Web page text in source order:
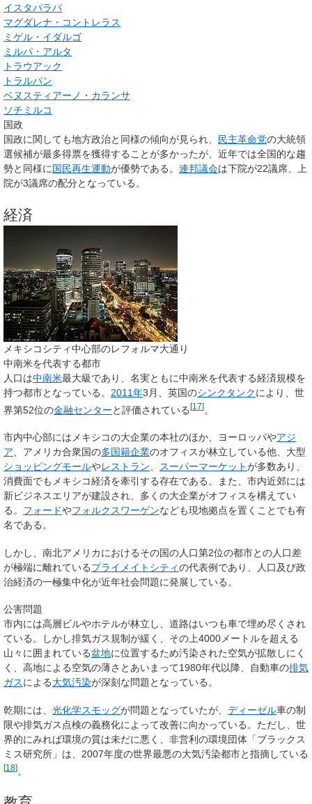
イスタパラパ
マグダレナ・コントレラス
ミゲル・イダルゴ
ミルパ・アルタ
トラウアック
トラルパン
ベヌスティアーノ・カランサ
ソチミルコ
国政
国政に関しても地方政治と同様の傾向が見られ、 民主革命党の大統領
選候補が最多得票を獲得することが多かったが、近年では全国的な趨
勢と同様に国民再生運動が優勢である。 連邦議会は下院が22議席、上
院が3議席の配分となっている。
経済
メキシコシティ中心部のレフォルマ大通り
中南米を代表する都市
人口は中南米最大級であり、名実ともに中南米を代表する経済規模を
持つ都市となっている。 2011年3月、英国のシンクタンクにより、世
界第52位の金融センターと評価されている[17]。
市内中心部にはメキシコの大企業の本社のほか、ヨーロッパやアジ
ア、アメリカ合衆国の多国籍企業のオフィスが林立している他、大型
ショッピングモールやレストラン、 スーパーマーケットが多数あり、
消費面でもメキシコ経済を牽引する存在である。また、市内近郊には
新ビジネスエリアが建設され、多くの大企業がオフィスを構えてい
る。 フォードやフォルクスワーゲンなども現地拠点を置くことでも有
名である。
しかし、南北アメリカにおけるその国の人口第2位の都市との人口差
が極端に離れているプライメイトシティの代表例であり、人口及び政
治経済の一極集中化が近年社会問題に発展している。
公害問題
市内には高層ビルやホテルが林立し、道路はいつも車で埋め尽くされ
ている。しかし排気ガス規制が緩く、その上4000メートルを超える
山々に囲まれている盆地に位置するため汚染された空気が拡散しにく
く、高地による空気の薄さとあいまって1980年代以降、自動車の排気
ガスによる大気汚染が深刻な問題となっている。
乾期には、 光化学スモッグが問題となっていたが、 ディーゼル車の制
限や排気ガス点検の義務化によって改善に向かっている。ただし、世
界的にみれば環境の質は未だに悪く、非営利の環境団体「ブラックス
ミス研究所」は、2007年度の世界最悪の大気汚染都市と指摘している
[18]。